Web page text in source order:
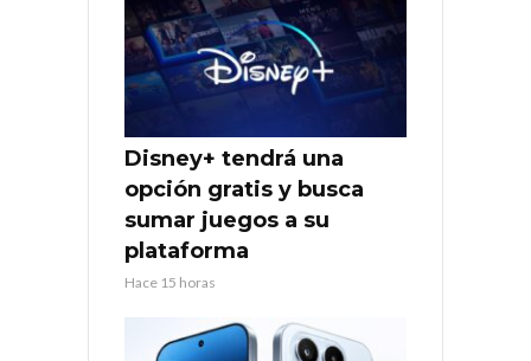
Disney+ tendrá una
opción gratis y busca
sumar juegos a su
plataforma
Hace 15 horas